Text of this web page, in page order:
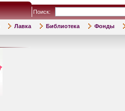
Поиск:
Лавка Библиотека Фонды